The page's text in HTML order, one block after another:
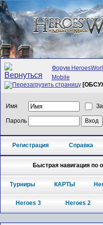
Форум
Mobile
Имя
Пароль
Регистрация Справка
Быстрая навигация
Турниры КАРТЫ
Heroes 3 Heroes 2